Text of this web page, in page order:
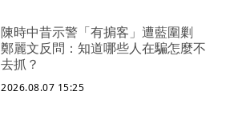
陳時中昔示警「有掮客」遭藍圍剿
鄭麗文反問：知道哪些人在騙怎麼不
去抓？
2026.08.07 15:25